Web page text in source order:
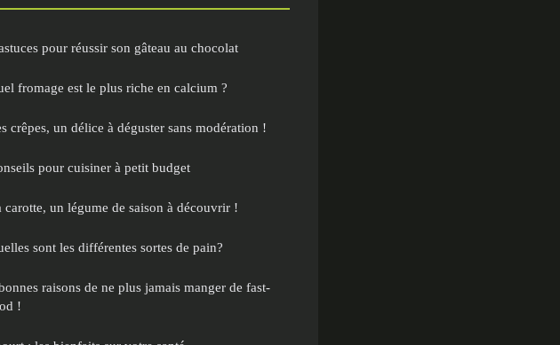
pour réussir son gâteau au chocolat
fromage est le plus riche en calcium ?
crêpes, un délice à déguster sans modération !
pour cuisiner à petit budget
carotte, un légume de saison à découvrir !
sont les différentes sortes de pain?
raisons de ne plus jamais manger de fast-
!